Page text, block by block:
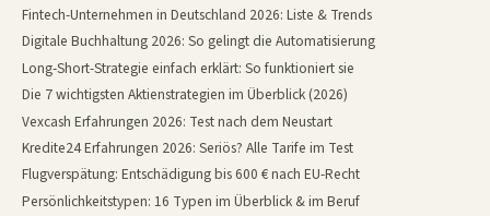
Fintech-Unternehmen in Deutschland 2026: Liste & Trends
Digitale Buchhaltung 2026: So gelingt die Automatisierung
Long-Short-Strategie einfach erklärt: So funktioniert sie
Die 7 wichtigsten Aktienstrategien im Überblick (2026)
Vexcash Erfahrungen 2026: Test nach dem Neustart
Kredite24 Erfahrungen 2026: Seriös? Alle Tarife im Test
Flugverspätung: Entschädigung bis 600 € nach EU-Recht
Persönlichkeitstypen: 16 Typen im Überblick & im Beruf